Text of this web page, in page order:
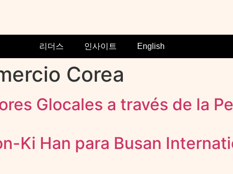
리더스 인사이트 English
Corea
Glocales a través de la
Ki Han para Busan